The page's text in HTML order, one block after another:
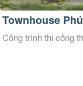
Townhouse
Công trình thi công